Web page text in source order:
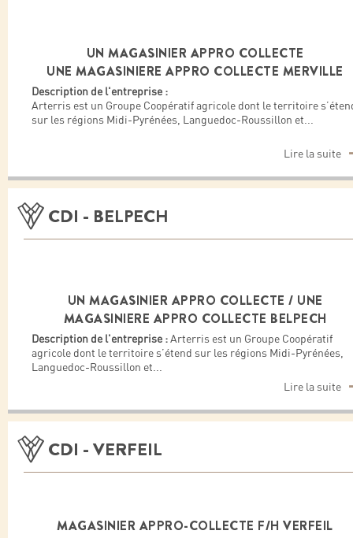
UN MAGASINIER APPRO COLLECTE
UNE MAGASINIERE APPRO COLLECTE MERVILLE
Description de l'entreprise :
Arterris est un Groupe Coopératif agricole dont le territoire
sur les régions Midi-Pyrénées, Languedoc-Roussillon et...
Lire la suite
CDI - BELPECH
UN MAGASINIER APPRO COLLECTE / UNE
MAGASINIERE APPRO COLLECTE BELPECH
Description de l'entreprise :Arterris est un Groupe Coopératif
agricole dont le territoire s’étend sur les régions Midi-Pyrénées,
Languedoc-Roussillon et...
Lire la suite
CDI - VERFEIL
MAGASINIER APPRO-COLLECTE F/H VERFEIL